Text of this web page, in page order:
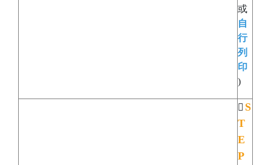
或
自
行
列
印
)
 S
T
E
P